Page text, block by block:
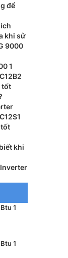
để
khi sử
9000
1
tốt
tốt
khi
1
1